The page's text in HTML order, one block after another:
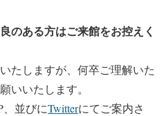
のある方はご来館をお控えく
たしますが、何卒ご理解いた
いいたします。
並びにTwitterにてご案内さ